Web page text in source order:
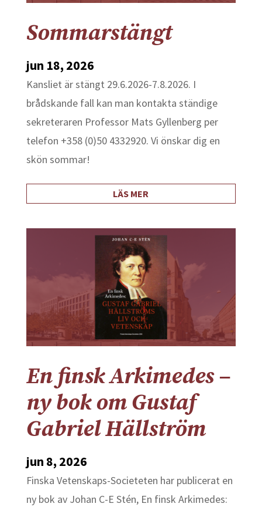
Sommarstängt
jun 18, 2026
Kansliet är stängt 29.6.2026-7.8.2026. I
brådskande fall kan man kontakta ständige
sekreteraren Professor Mats Gyllenberg per
telefon +358 (0)50 4332920. Vi önskar dig en
skön sommar!
LÄS MER
En finsk Arkimedes –
ny bok om Gustaf
Gabriel Hällström
jun 8, 2026
Finska Vetenskaps-Societeten har publicerat en
ny bok av Johan C-E Stén, En finsk Arkimedes: